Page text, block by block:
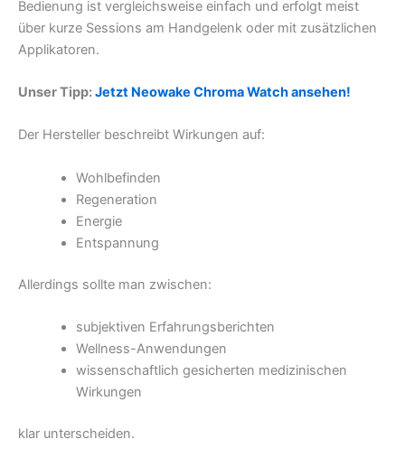
Bedienung ist vergleichsweise einfach und erfolgt meist
über kurze Sessions am Handgelenk oder mit zusätzlichen
Applikatoren.
Unser Tipp:Jetzt Neowake Chroma Watch ansehen!
Der Hersteller beschreibt Wirkungen auf:
Wohlbefinden
Regeneration
Energie
Entspannung
Allerdings sollte man zwischen:
subjektiven Erfahrungsberichten
Wellness-Anwendungen
wissenschaftlich gesicherten medizinischen
Wirkungen
klar unterscheiden.